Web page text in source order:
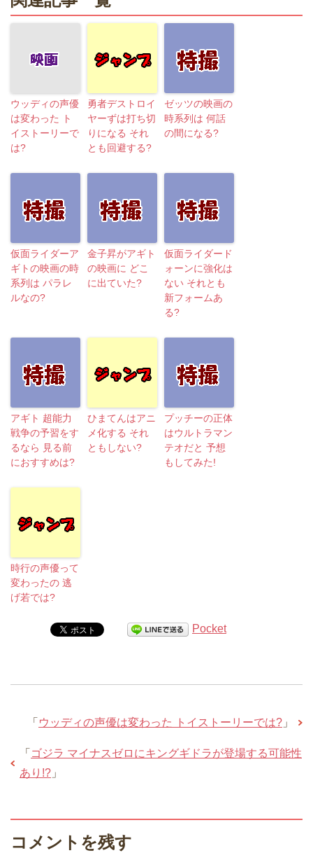
ウッディの声優
は変わった ト
イストーリーで
は?
勇者デストロイ
ヤーずは打ち切
りになる それ
とも回避する?
ゼッツの映画の
時系列は 何話
の間になる?
仮面ライダーア
ギトの映画の時
系列は パラレ
ルなの?
金子昇がアギト
の映画に どこ
に出ていた?
仮面ライダード
ォーンに強化は
ない それとも
新フォームあ
る?
アギト 超能力
戦争の予習をす
るなら 見る前
におすすめは?
ひまてんはアニ
メ化する それ
ともしない?
プッチーの正体
はウルトラマン
テオだと 予想
もしてみた!
時行の声優って
変わったの 逃
げ若では?
Pocket
「 ウッディの声優は変わった トイストーリーでは? 」
「 ゴジラ マイナスゼロにキングギドラが登場する可能性
あり!? 」
コメントを残す